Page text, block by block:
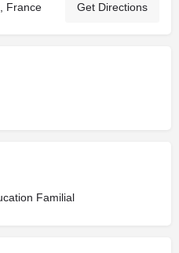
France Get Directions
Familial